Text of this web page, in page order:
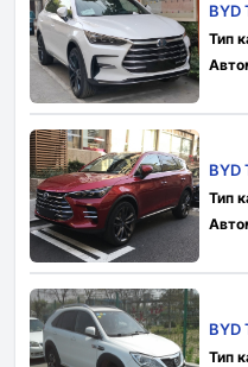
BYD
Тип
BYD
Тип
BYD
Тип